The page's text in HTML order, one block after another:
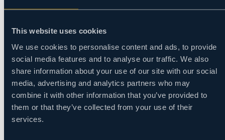
This website uses cookies
We use cookies to personalise content and ads, to provide
social media features and to analyse our traffic. We also
share information about your use of our site with our social
media, advertising and analytics partners who may
combine it with other information that you’ve provided to
them or that they’ve collected from your use of their
services.
30/08
01/09
02/09
03/09
04/09
05/09
06/09
07/09